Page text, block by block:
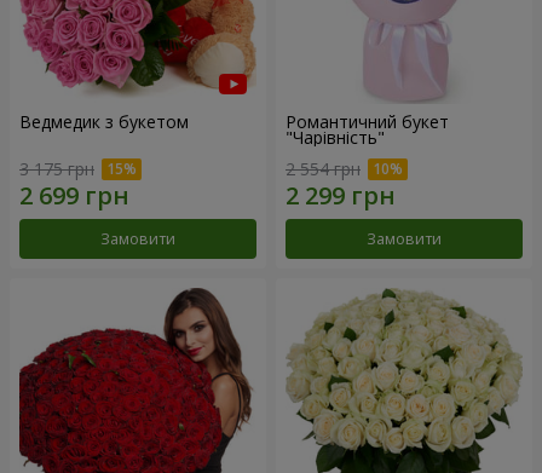
Ведмедик з букетом
3 175 грн
Замовити
Романтичний букет
"Чарівність"
2 554 грн
Замовити